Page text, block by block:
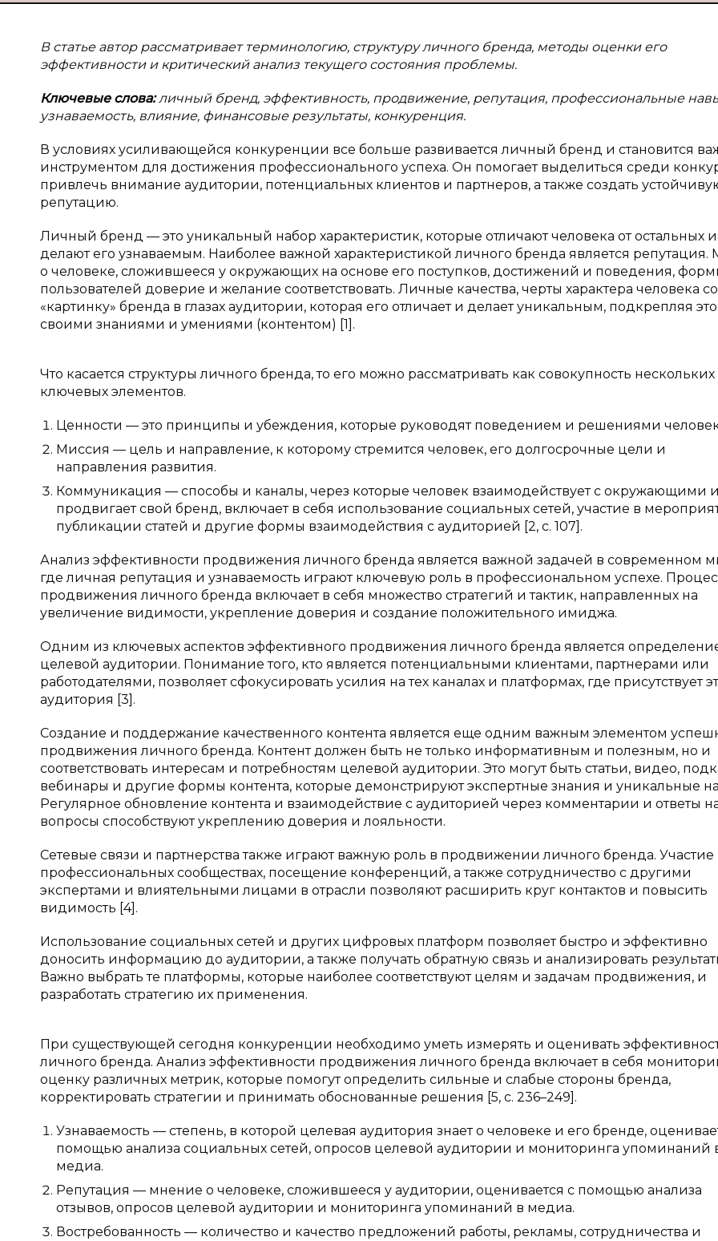
В статье автор рассматривает терминологию, структуру личного бренда, методы оценки его
эффективности и критический анализ текущего состояния проблемы.
Ключевые слова:личный бренд, эффективность, продвижение, репутация, профессиональные
узнаваемость, влияние, финансовые результаты, конкуренция.
В условиях усиливающейся конкуренции все больше развивается личный бренд и становится
инструментом для достижения профессионального успеха. Он помогает выделиться среди
привлечь внимание аудитории, потенциальных клиентов и партнеров, а также создать
репутацию.
Личный бренд — это уникальный набор характеристик, которые отличают человека от остальных и
делают его узнаваемым. Наиболее важной характеристикой личного бренда является репутация.
о человеке, сложившееся у окружающих на основе его поступков, достижений и поведения,
пользователей доверие и желание соответствовать. Личные качества, черты характера человека
«картинку» бренда в глазах аудитории, которая его отличает и делает уникальным, подкрепляя это
своими знаниями и умениями (контентом) [1].
Что касается структуры личного бренда, то его можно рассматривать как совокупность нескольких
ключевых элементов.
Ценности — это принципы и убеждения, которые руководят поведением и решениями
Миссия — цель и направление, к которому стремится человек, его долгосрочные цели и
направления развития.
Коммуникация — способы и каналы, через которые человек взаимодействует с окружающими
продвигает свой бренд, включает в себя использование социальных сетей, участие в
публикации статей и другие формы взаимодействия с аудиторией [2, с. 107].
Анализ эффективности продвижения личного бренда является важной задачей в современном
где личная репутация и узнаваемость играют ключевую роль в профессиональном успехе.
продвижения личного бренда включает в себя множество стратегий и тактик, направленных на
увеличение видимости, укрепление доверия и создание положительного имиджа.
Одним из ключевых аспектов эффективного продвижения личного бренда является
целевой аудитории. Понимание того, кто является потенциальными клиентами, партнерами или
работодателями, позволяет сфокусировать усилия на тех каналах и платформах, где присутствует
аудитория [3].
Создание и поддержание качественного контента является еще одним важным элементом
продвижения личного бренда. Контент должен быть не только информативным и полезным, но и
соответствовать интересам и потребностям целевой аудитории. Это могут быть статьи, видео,
вебинары и другие формы контента, которые демонстрируют экспертные знания и уникальные
Регулярное обновление контента и взаимодействие с аудиторией через комментарии и ответы
вопросы способствуют укреплению доверия и лояльности.
Сетевые связи и партнерства также играют важную роль в продвижении личного бренда. Участие
профессиональных сообществах, посещение конференций, а также сотрудничество с другими
экспертами и влиятельными лицами в отрасли позволяют расширить круг контактов и повысить
видимость [4].
Использование социальных сетей и других цифровых платформ позволяет быстро и эффективно
доносить информацию до аудитории, а также получать обратную связь и анализировать
Важно выбрать те платформы, которые наиболее соответствуют целям и задачам продвижения, и
разработать стратегию их применения.
При существующей сегодня конкуренции необходимо уметь измерять и оценивать
личного бренда. Анализ эффективности продвижения личного бренда включает в себя
оценку различных метрик, которые помогут определить сильные и слабые стороны бренда,
корректировать стратегии и принимать обоснованные решения [5, с. 236–249].
Узнаваемость — степень, в которой целевая аудитория знает о человеке и его бренде,
помощью анализа социальных сетей, опросов целевой аудитории и мониторинга упоминаний
медиа.
Репутация — мнение о человеке, сложившееся у аудитории, оценивается с помощью анализа
отзывов, опросов целевой аудитории и мониторинга упоминаний в медиа.
Востребованность — количество и качество предложений работы, рекламы, сотрудничества и